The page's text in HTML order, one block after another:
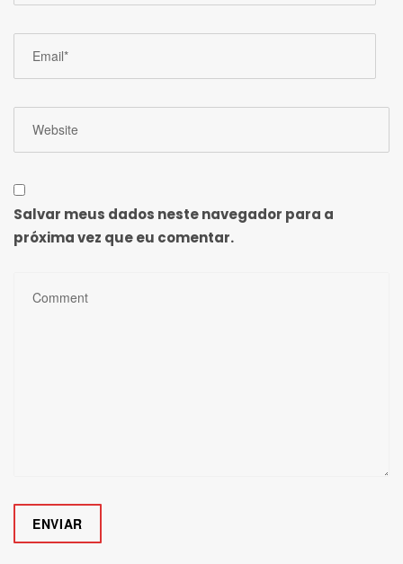
Salvar meus dados neste navegador para a
próxima vez que eu comentar.